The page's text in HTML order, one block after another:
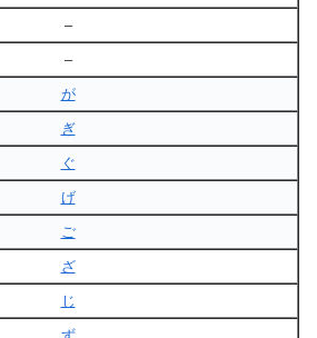
–
–
が
ぎ
ぐ
げ
ご
ざ
じ